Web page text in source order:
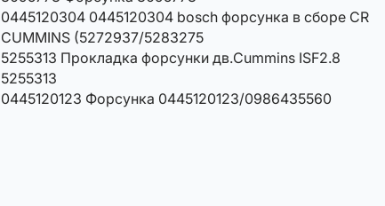
0445120304 0445120304 bosch форсунка в сборе CR
CUMMINS (5272937/5283275
5255313 Прокладка форсунки дв.Cummins ISF2.8
5255313
0445120123 Форсунка 0445120123/0986435560